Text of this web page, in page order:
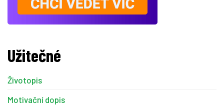
Užitečné
Životopis
Motivační dopis